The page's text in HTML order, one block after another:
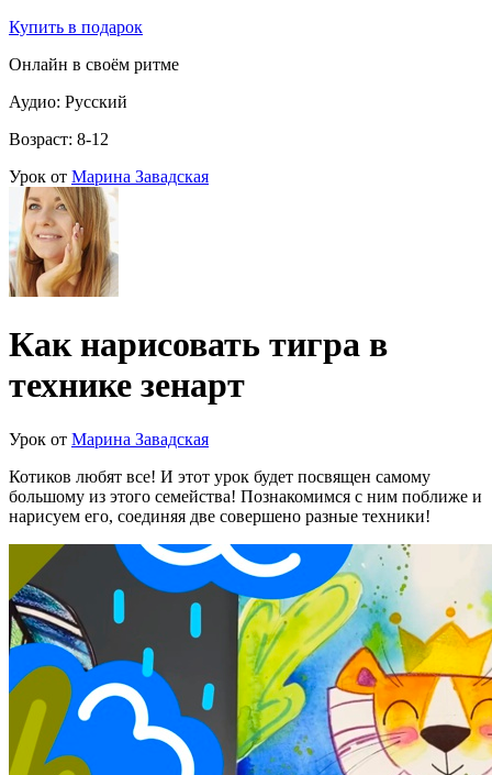
Купить в подарок
Онлайн в своём ритме
Аудио: Русский
Возраст: 8-12
Урок от Марина Завадская
Как нарисовать тигра в
технике зенарт
Урок от Марина Завадская
Котиков любят все! И этот урок будет посвящен самому
большому из этого семейства! Познакомимся с ним поближе и
нарисуем его, соединяя две совершено разные техники!